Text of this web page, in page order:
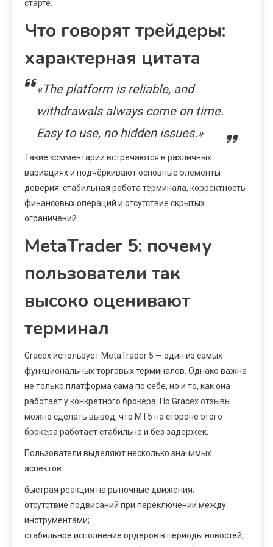
старте.
Что говорят трейдеры:
характерная цитата
«The platform is reliable, and
withdrawals always come on time.
Easy to use, no hidden issues.»
Такие комментарии встречаются в различных
вариациях и подчёркивают основные элементы
доверия: стабильная работа терминала, корректность
финансовых операций и отсутствие скрытых
ограничений.
MetaTrader 5: почему
пользователи так
высоко оценивают
терминал
Gracex использует MetaTrader 5 — один из самых
функциональных торговых терминалов. Однако важна
не только платформа сама по себе, но и то, как она
работает у конкретного брокера. По Gracex отзывы
можно сделать вывод, что MT5 на стороне этого
брокера работает стабильно и без задержек.
Пользователи выделяют несколько значимых
аспектов:
быстрая реакция на рыночные движения;
отсутствие подвисаний при переключении между
инструментами;
стабильное исполнение ордеров в периоды новостей;